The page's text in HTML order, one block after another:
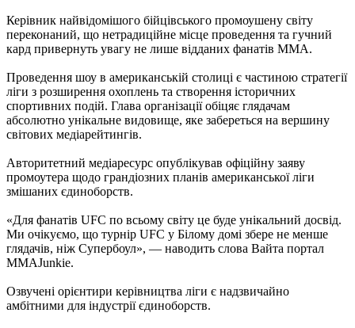
Керівник найвідомішого бійцівського промоушену світу
переконаний, що нетрадиційне місце проведення та гучний
кард привернуть увагу не лише відданих фанатів ММА.
Проведення шоу в американській столиці є частиною стратегії
ліги з розширення охоплень та створення історичних
спортивних подій. Глава організації обіцяє глядачам
абсолютно унікальне видовище, яке забереться на вершину
світових медіарейтингів.
Авторитетний медіаресурс опублікував офіційну заяву
промоутера щодо грандіозних планів американської ліги
змішаних єдиноборств.
«Для фанатів UFC по всьому світу це буде унікальний досвід.
Ми очікуємо, що турнір UFC у Білому домі збере не менше
глядачів, ніж Супербоул», — наводить слова Вайта портал
MMAJunkie.
Озвучені орієнтири керівництва ліги є надзвичайно
амбітними для індустрії єдиноборств.